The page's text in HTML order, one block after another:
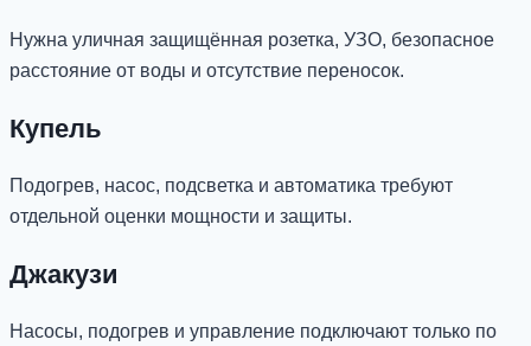
Нужна уличная защищённая розетка, УЗО, безопасное
расстояние от воды и отсутствие переносок.
Купель
Подогрев, насос, подсветка и автоматика требуют
отдельной оценки мощности и защиты.
Джакузи
Насосы, подогрев и управление подключают только по